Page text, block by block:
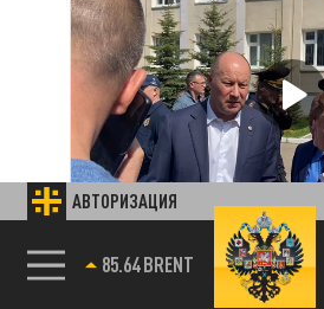
АВТОРИЗАЦИЯ
85.64 BRENT